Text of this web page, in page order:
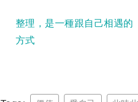
整理，是一種跟自己相遇的
方式